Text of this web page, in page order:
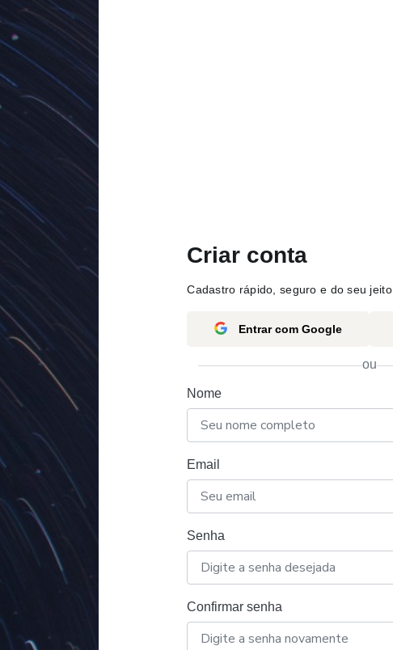
Criar conta
Cadastro rápido, seguro e do seu jeito.
Entrar com Google
ou
Nome
Email
Senha
Confirmar senha